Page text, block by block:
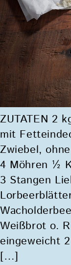
ZUTATEN 2
mit
Zwiebel,
4 Möhren ½
3 Stangen
Weißbrot o.
eingeweicht
[…]